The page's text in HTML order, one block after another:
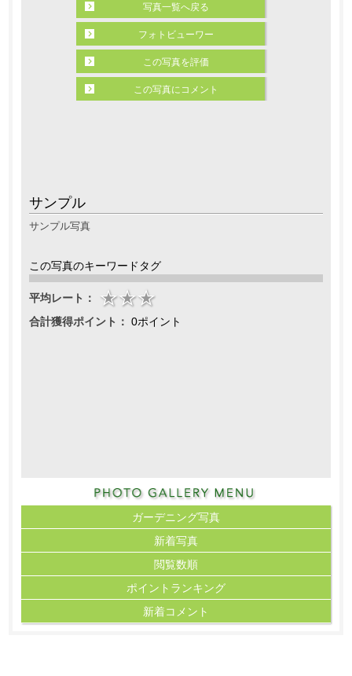
サンプル
サンプル写真
この写真のキーワードタグ
平均レート：
合計獲得ポイント： 0ポイント
写真一覧へ戻る
フォトビューワー
この写真を評価
この写真にコメント
ガーデニング写真
新着写真
閲覧数順
ポイント ランキング
新着コメント